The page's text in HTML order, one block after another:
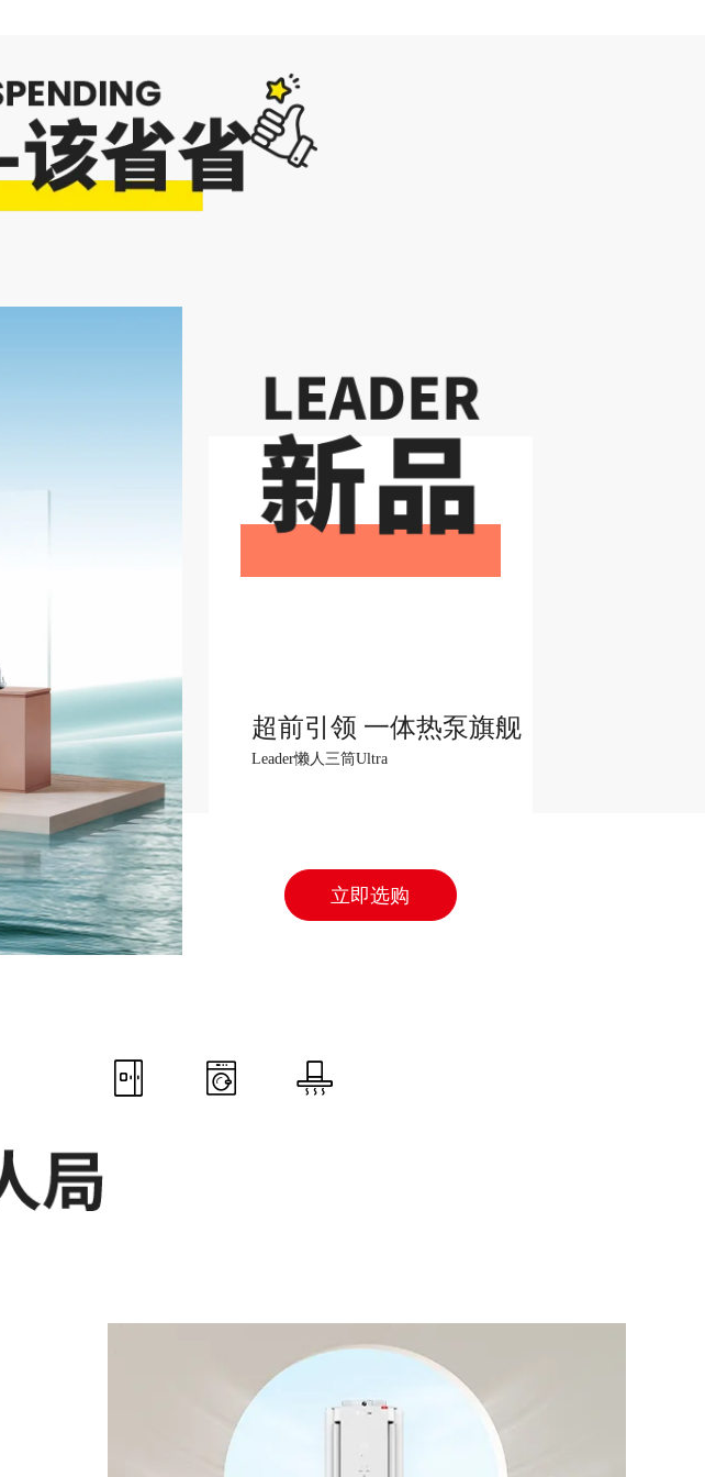
超前引领 一体热泵旗舰
Leader懒人三筒Ultra
立即选购